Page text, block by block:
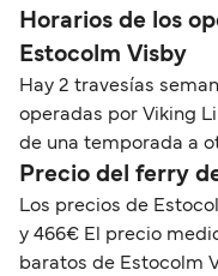
Horarios de los
Estocolm Visby
Hay 2 travesías
operadas por Viking
de una temporada a
Precio del ferry
Los precios de
y 466€ El precio
baratos de Estocolm